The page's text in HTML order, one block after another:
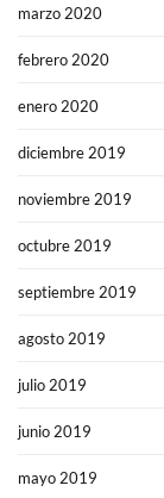
marzo 2020
febrero 2020
enero 2020
diciembre 2019
noviembre 2019
octubre 2019
septiembre 2019
agosto 2019
julio 2019
junio 2019
mayo 2019